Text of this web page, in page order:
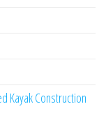
Kayak Construction